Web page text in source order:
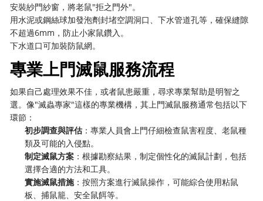
安裝紗門紗窗，將老鼠"拒之門外"。
用水泥或鋼絲球加發泡劑封堵空調洞口、下水管道孔等，確保縫隙
不超過6mm，防止小家鼠鑽入。
下水道口可加裝防鼠網。
專業上門滅鼠服務流程
如果自己處理效果不佳，或者鼠患嚴重，尋求專業幫助是明智之
選。像"滅蟲專家"這樣的專業機構，其上門滅鼠服務通常包括以下
環節：
初步調查與評估 ：專業人員會上門仔細檢查鼠害程度、老鼠種
類及可能的入侵點。
制定滅鼠方案 ：根據勘察結果，制定個性化的滅鼠計劃，包括
選擇合適的方法和工具。
實施滅鼠措施：按照方案進行滅鼠操作，可能綜合使用粘鼠
板、捕鼠籠、安全鼠餌等。